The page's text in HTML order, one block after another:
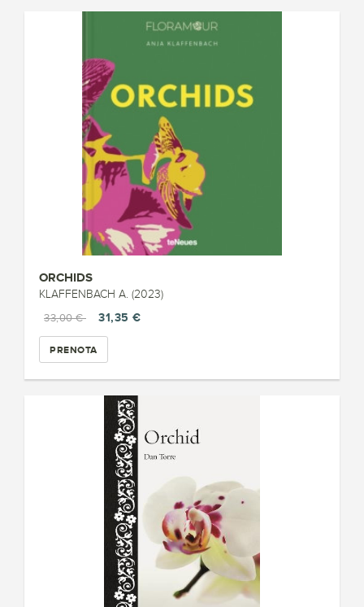
ORCHIDS
KLAFFENBACH A. (2023)
33,00 €
31,35 €
PRENOTA